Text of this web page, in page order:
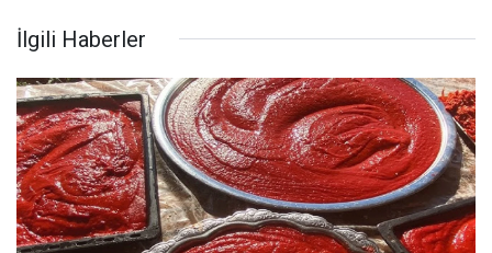
İlgili Haberler